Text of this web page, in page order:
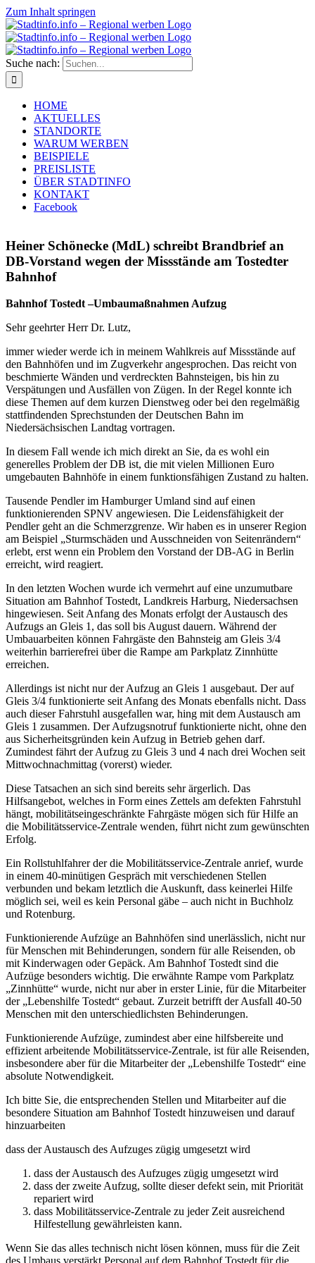
Zum Inhalt springen
Suche nach:
HOME
AKTUELLES
STANDORTE
WARUM WERBEN
BEISPIELE
PREISLISTE
ÜBER STADTINFO
KONTAKT
Facebook
Heiner Schönecke (MdL) schreibt Brandbrief an
DB-Vorstand wegen der Missstände am Tostedter
Bahnhof
Bahnhof Tostedt –Umbaumaßnahmen Aufzug
Sehr geehrter Herr Dr. Lutz,
immer wieder werde ich in meinem Wahlkreis auf Missstände auf
den Bahnhöfen und im Zugverkehr angesprochen. Das reicht von
beschmierte Wänden und verdreckten Bahnsteigen, bis hin zu
Verspätungen und Ausfällen von Zügen. In der Regel konnte ich
diese Themen auf dem kurzen Dienstweg oder bei den regelmäßig
stattfindenden Sprechstunden der Deutschen Bahn im
Niedersächsischen Landtag vortragen.
In diesem Fall wende ich mich direkt an Sie, da es wohl ein
generelles Problem der DB ist, die mit vielen Millionen Euro
umgebauten Bahnhöfe in einem funktionsfähigen Zustand zu halten.
Tausende Pendler im Hamburger Umland sind auf einen
funktionierenden SPNV angewiesen. Die Leidensfähigkeit der
Pendler geht an die Schmerzgrenze. Wir haben es in unserer Region
am Beispiel „Sturmschäden und Ausschneiden von Seitenrändern“
erlebt, erst wenn ein Problem den Vorstand der DB-AG in Berlin
erreicht, wird reagiert.
In den letzten Wochen wurde ich vermehrt auf eine unzumutbare
Situation am Bahnhof Tostedt, Landkreis Harburg, Niedersachsen
hingewiesen. Seit Anfang des Monats erfolgt der Austausch des
Aufzugs an Gleis 1, das soll bis August dauern. Während der
Umbauarbeiten können Fahrgäste den Bahnsteig am Gleis 3/4
weiterhin barrierefrei über die Rampe am Parkplatz Zinnhütte
erreichen.
Allerdings ist nicht nur der Aufzug an Gleis 1 ausgebaut. Der auf
Gleis 3/4 funktionierte seit Anfang des Monats ebenfalls nicht. Dass
auch dieser Fahrstuhl ausgefallen war, hing mit dem Austausch am
Gleis 1 zusammen. Der Aufzugsnotruf funktionierte nicht, ohne den
aus Sicherheitsgründen kein Aufzug in Betrieb gehen darf.
Zumindest fährt der Aufzug zu Gleis 3 und 4 nach drei Wochen seit
Mittwochnachmittag (vorerst) wieder.
Diese Tatsachen an sich sind bereits sehr ärgerlich. Das
Hilfsangebot, welches in Form eines Zettels am defekten Fahrstuhl
hängt, mobilitätseingeschränkte Fahrgäste mögen sich für Hilfe an
die Mobilitätsservice-Zentrale wenden, führt nicht zum gewünschten
Erfolg.
Ein Rollstuhlfahrer der die Mobilitätsservice-Zentrale anrief, wurde
in einem 40-minütigen Gespräch mit verschiedenen Stellen
verbunden und bekam letztlich die Auskunft, dass keinerlei Hilfe
möglich sei, weil es kein Personal gäbe – auch nicht in Buchholz
und Rotenburg.
Funktionierende Aufzüge an Bahnhöfen sind unerlässlich, nicht nur
für Menschen mit Behinderungen, sondern für alle Reisenden, ob
mit Kinderwagen oder Gepäck. Am Bahnhof Tostedt sind die
Aufzüge besonders wichtig. Die erwähnte Rampe vom Parkplatz
„Zinnhütte“ wurde, nicht nur aber in erster Linie, für die Mitarbeiter
der „Lebenshilfe Tostedt“ gebaut. Zurzeit betrifft der Ausfall 40-50
Menschen mit den unterschiedlichsten Behinderungen.
Funktionierende Aufzüge, zumindest aber eine hilfsbereite und
effizient arbeitende Mobilitätsservice-Zentrale, ist für alle Reisenden,
insbesondere aber für die Mitarbeiter der „Lebenshilfe Tostedt“ eine
absolute Notwendigkeit.
Ich bitte Sie, die entsprechenden Stellen und Mitarbeiter auf die
besondere Situation am Bahnhof Tostedt hinzuweisen und darauf
hinzuarbeiten
dass der Austausch des Aufzuges zügig umgesetzt wird
dass der Austausch des Aufzuges zügig umgesetzt wird
dass der zweite Aufzug, sollte dieser defekt sein, mit Priorität
repariert wird
dass Mobilitätsservice-Zentrale zu jeder Zeit ausreichend
Hilfestellung gewährleisten kann.
Wenn Sie das alles technisch nicht lösen können, muss für die Zeit